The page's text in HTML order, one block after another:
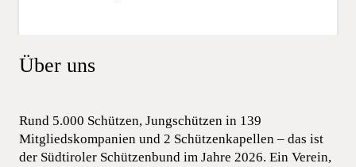
Über uns
Rund 5.000 Schützen, Jungschützen in 139
Mitgliedskompanien und 2 Schützenkapellen – das ist
der Südtiroler Schützenbund im Jahre 2026. Ein Verein,